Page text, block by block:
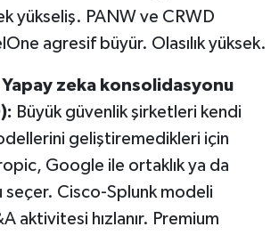
yükseliş. PANW ve CRWD
agresif büyür. Olasılık yüksek.
zeka konsolidasyonu
Büyük güvenlik şirketleri kendi
geliştiremedikleri için
Google ile ortaklık ya da
seçer. Cisco-Splunk modeli
aktivitesi hızlanır. Premium